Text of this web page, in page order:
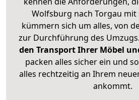
Wolfsburg nach Torgau mit
kümmern sich um alles, von
zur Durchführung des Umzugs.
den Transport Ihrer Möbel
packen alles sicher ein und
alles rechtzeitig an Ihrem
ankommt.